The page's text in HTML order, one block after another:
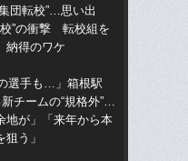
団転校”…思い出
”の衝撃 転校組を
納得のワケ
選手も…」箱根駅
チームの“規格外”…
地が」「来年から本
う」